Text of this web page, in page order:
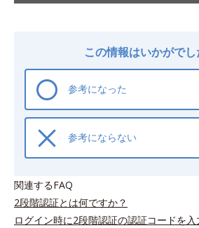
この情報はいかがでし
参考になった
参考にならない
関連するFAQ
2段階認証とは何ですか？
ログイン時に2段階認証の認証コードを